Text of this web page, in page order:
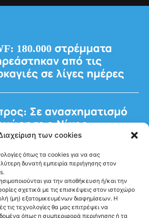
των cookies
όπως τα cookies για να σας
δυνατή εμπειρία περιήγησης στον
για την αποθήκευση ή/και την
σχετικά με τις επισκέψεις στον ιστοχώρο
(μη) εξατομικευμένων διαφημίσεων. Η
τις τεχνολογίες θα μας επιτρέψει να
όπως η συμπεριφορά περιήγησης ή τα
180.000 στρέμματα
από τις
σε λίγες ημέρες
Σε ανασχηματισμό
ο Νίκος